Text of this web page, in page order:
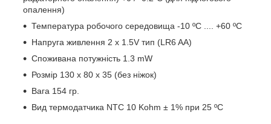
опалення)
Температура робочого середовища -10 ºС .... +60 ºС
Напруга живлення 2 x 1.5V тип (LR6 AA)
Споживана потужність 1.3 mW
Розмір 130 x 80 x 35 (без ніжок)
Вага 154 гр.
Вид термодатчика NTC 10 Kohm ± 1% при 25 ºС